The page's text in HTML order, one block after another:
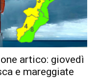
artico: giovedì
e mareggiate